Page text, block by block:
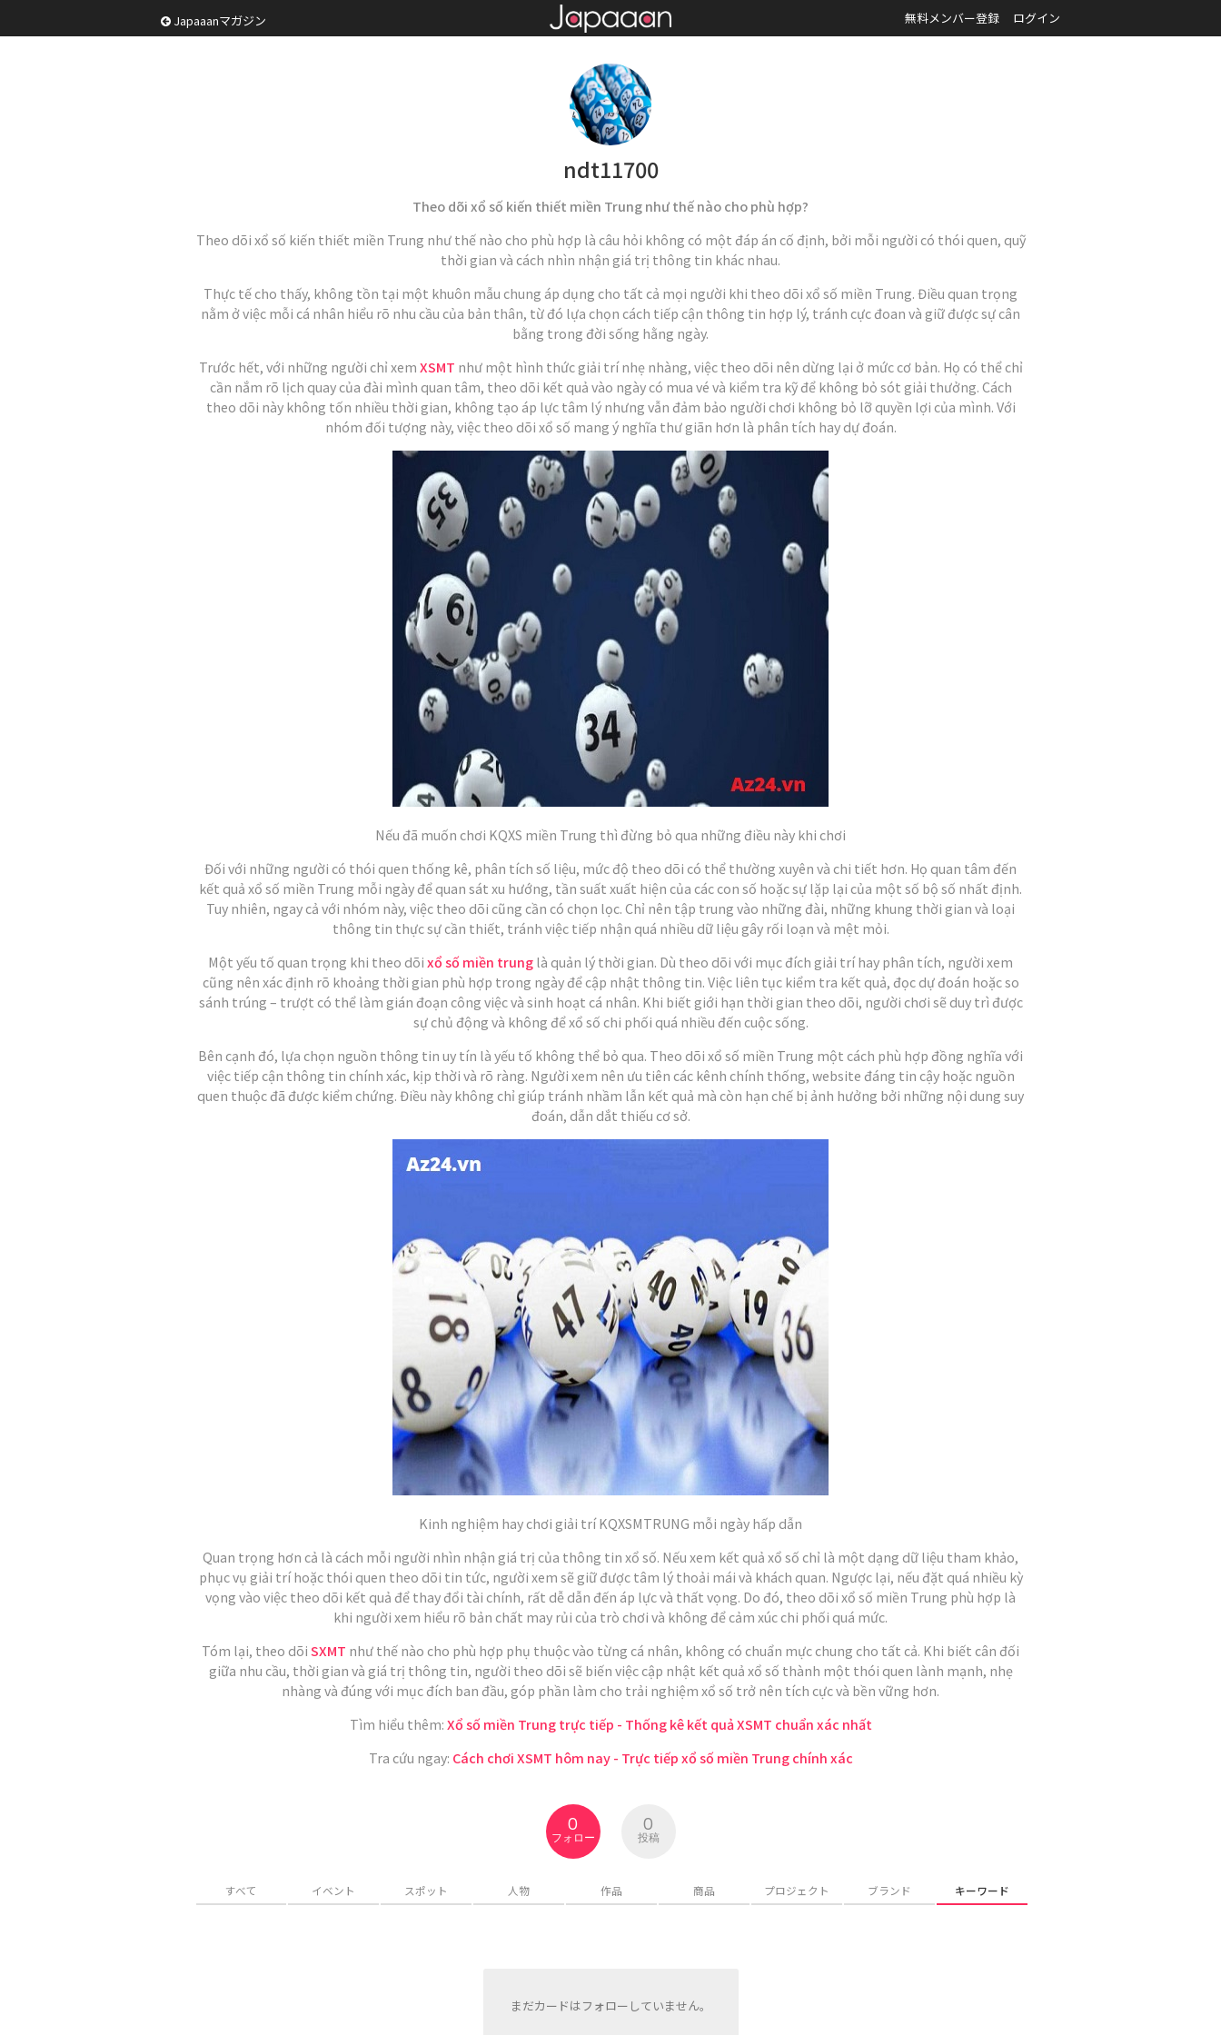
Japaaanマガジン 無料メンバー登録 ログイン
ndt11700
Theo dõi xổ số kiến thiết miền Trung như thế nào cho phù hợp?
Theo dõi xổ số kiến thiết miền Trung như thế nào cho phù hợp là câu hỏi không có một đáp án cố định, bởi mỗi người có thói quen, quỹ
thời gian và cách nhìn nhận giá trị thông tin khác nhau.
Thực tế cho thấy, không tồn tại một khuôn mẫu chung áp dụng cho tất cả mọi người khi theo dõi xổ số miền Trung. Điều quan trọng
nằm ở việc mỗi cá nhân hiểu rõ nhu cầu của bản thân, từ đó lựa chọn cách tiếp cận thông tin hợp lý, tránh cực đoan và giữ được sự cân
bằng trong đời sống hằng ngày.
Trước hết, với những người chỉ xemXSMT như một hình thức giải trí nhẹ nhàng, việc theo dõi nên dừng lại ở mức cơ bản. Họ có thể chỉ
cần nắm rõ lịch quay của đài mình quan tâm, theo dõi kết quả vào ngày có mua vé và kiểm tra kỹ để không bỏ sót giải thưởng. Cách
theo dõi này không tốn nhiều thời gian, không tạo áp lực tâm lý nhưng vẫn đảm bảo người chơi không bỏ lỡ quyền lợi của mình. Với
nhóm đối tượng này, việc theo dõi xổ số mang ý nghĩa thư giãn hơn là phân tích hay dự đoán.
Nếu đã muốn chơi KQXS miền Trung thì đừng bỏ qua những điều này khi chơi
Đối với những người có thói quen thống kê, phân tích số liệu, mức độ theo dõi có thể thường xuyên và chi tiết hơn. Họ quan tâm đến
kết quả xổ số miền Trung mỗi ngày để quan sát xu hướng, tần suất xuất hiện của các con số hoặc sự lặp lại của một số bộ số nhất định.
Tuy nhiên, ngay cả với nhóm này, việc theo dõi cũng cần có chọn lọc. Chỉ nên tập trung vào những đài, những khung thời gian và loại
thông tin thực sự cần thiết, tránh việc tiếp nhận quá nhiều dữ liệu gây rối loạn và mệt mỏi.
Một yếu tố quan trọng khi theo dõixổ số miền trunglà quản lý thời gian. Dù theo dõi với mục đích giải trí hay phân tích, người xem
cũng nên xác định rõ khoảng thời gian phù hợp trong ngày để cập nhật thông tin. Việc liên tục kiểm tra kết quả, đọc dự đoán hoặc so
sánh trúng – trượt có thể làm gián đoạn công việc và sinh hoạt cá nhân. Khi biết giới hạn thời gian theo dõi, người chơi sẽ duy trì được
sự chủ động và không để xổ số chi phối quá nhiều đến cuộc sống.
Bên cạnh đó, lựa chọn nguồn thông tin uy tín là yếu tố không thể bỏ qua. Theo dõi xổ số miền Trung một cách phù hợp đồng nghĩa với
việc tiếp cận thông tin chính xác, kịp thời và rõ ràng. Người xem nên ưu tiên các kênh chính thống, website đáng tin cậy hoặc nguồn
quen thuộc đã được kiểm chứng. Điều này không chỉ giúp tránh nhầm lẫn kết quả mà còn hạn chế bị ảnh hưởng bởi những nội dung suy
đoán, dẫn dắt thiếu cơ sở.
Kinh nghiệm hay chơi giải trí KQXSMTRUNG mỗi ngày hấp dẫn
Quan trọng hơn cả là cách mỗi người nhìn nhận giá trị của thông tin xổ số. Nếu xem kết quả xổ số chỉ là một dạng dữ liệu tham khảo,
phục vụ giải trí hoặc thói quen theo dõi tin tức, người xem sẽ giữ được tâm lý thoải mái và khách quan. Ngược lại, nếu đặt quá nhiều kỳ
vọng vào việc theo dõi kết quả để thay đổi tài chính, rất dễ dẫn đến áp lực và thất vọng. Do đó, theo dõi xổ số miền Trung phù hợp là
khi người xem hiểu rõ bản chất may rủi của trò chơi và không để cảm xúc chi phối quá mức.
Tóm lại, theo dõiSXMT như thế nào cho phù hợp phụ thuộc vào từng cá nhân, không có chuẩn mực chung cho tất cả. Khi biết cân đối
giữa nhu cầu, thời gian và giá trị thông tin, người theo dõi sẽ biến việc cập nhật kết quả xổ số thành một thói quen lành mạnh, nhẹ
nhàng và đúng với mục đích ban đầu, góp phần làm cho trải nghiệm xổ số trở nên tích cực và bền vững hơn.
Tìm hiểu thêm:Xổ số miền Trung trực tiếp - Thống kê kết quả XSMT chuẩn xác nhất
Tra cứu ngay: Cách chơi XSMT hôm nay - Trực tiếp xổ số miền Trung chính xác
0
フォロー
0
投稿
すべて イベント スポット 人物 作品 商品 プロジェクト ブランド キーワード
まだカードはフォローしていません。